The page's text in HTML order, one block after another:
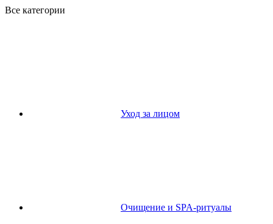
Все категории
Уход за лицом
Очищение и SPA-ритуалы